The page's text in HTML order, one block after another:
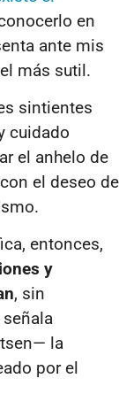
en
ante mis
más sutil.
sintientes
cuidado
el anhelo de
el deseo de
entonces,
y
, sin
la
por el